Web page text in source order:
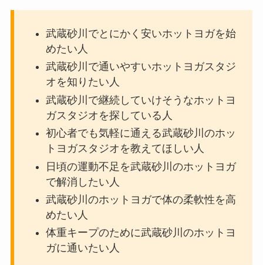
武蔵砂川でとにかく安いホットヨガを始
めたい人
武蔵砂川で通いやすいホットヨガスタジ
オを知りたい人
武蔵砂川で継続していけそうなホットヨ
ガスタジオを探している人
初心者でも気軽に通える武蔵砂川のホッ
トヨガスタジオを教えてほしい人
日頃の運動不足を武蔵砂川のホットヨガ
で解消したい人
武蔵砂川のホットヨガで体の柔軟性を高
めたい人
体重キープのために武蔵砂川のホットヨ
ガに通いたい人